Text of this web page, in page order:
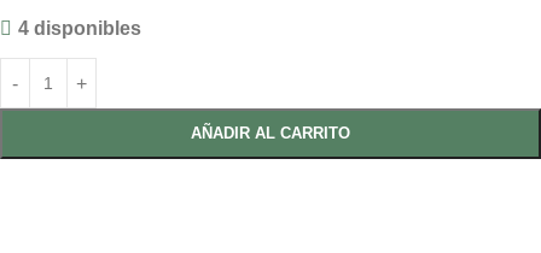
4 disponibles
AÑADIR AL CARRITO